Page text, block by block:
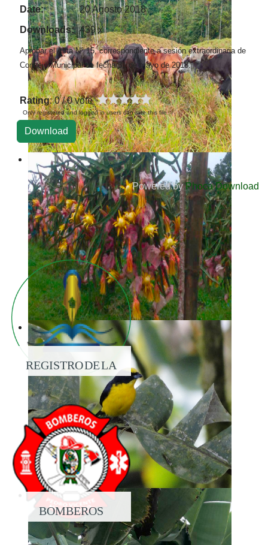
Date:
20 Agosto 2018
Downloads: 439 x
Aprobar el Acta N° 15, correspondiente a sesión extraordinaria de
Concejo Municipal de fecha 31 de mayo de 2018.
Rating: 0 / 0 vote
Only registered and logged in users can rate this file
Powered byPhoca Download
REGISTRO DE LA
PROPIEDAD
BOMBEROS